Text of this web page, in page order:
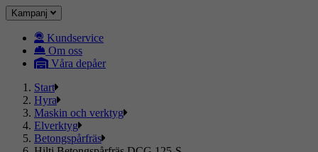
Kampanj
Kundservice
Om oss
Våra depåer
Start
Hyra
Maskin och verktyg
Elverktyg
Betongspårfräs